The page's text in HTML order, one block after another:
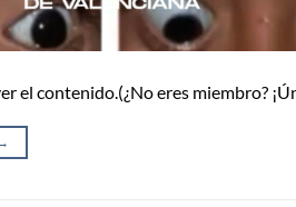
el contenido.(¿No eres miembro?